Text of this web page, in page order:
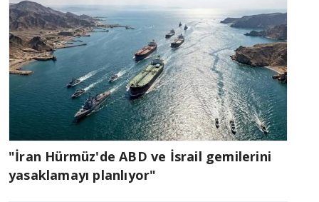
"İran Hürmüz'de ABD ve İsrail gemilerini
yasaklamayı planlıyor"